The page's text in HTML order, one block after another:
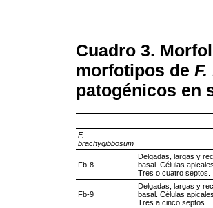
Cuadro 3.
morfotipos de
patogénicos en
F.
brachygibbosum
Fb-8
Delgadas, largas y
basal. Células
Tres o cuatro septos.
Fb-9
Delgadas, largas y
basal. Células
Tres a cinco septos.